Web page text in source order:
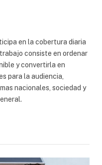
en la cobertura diaria
consiste en ordenar
y convertirla en
para la audiencia,
nacionales, sociedad y